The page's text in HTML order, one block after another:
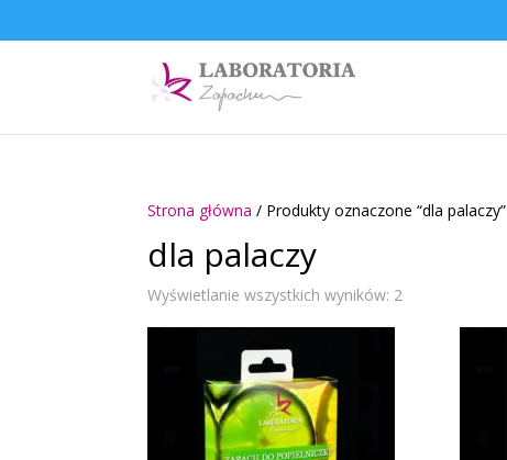
Strona główna / Produkty oznaczone “dla palaczy”
dla palaczy
Wyświetlanie wszystkich wyników: 2